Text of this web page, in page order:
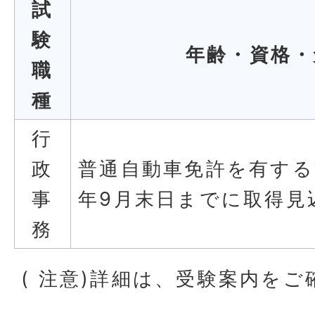
試
験
職
種
年齢・資格
行
政
事
務
普通自動車免許を有す
年9月末日までに取得見
( 注意)詳細は、受験案内をご